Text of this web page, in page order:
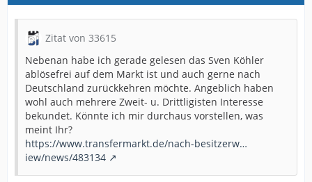
Zitat von 33615
Nebenan habe ich gerade gelesen das Sven Köhler
ablösefrei auf dem Markt ist und auch gerne nach
Deutschland zurückkehren möchte. Angeblich haben
wohl auch mehrere Zweit- u. Drittligisten Interesse
bekundet. Könnte ich mir durchaus vorstellen, was
meint Ihr?
https://www.transfermarkt.de/nach-besitzerw…
iew/news/483134